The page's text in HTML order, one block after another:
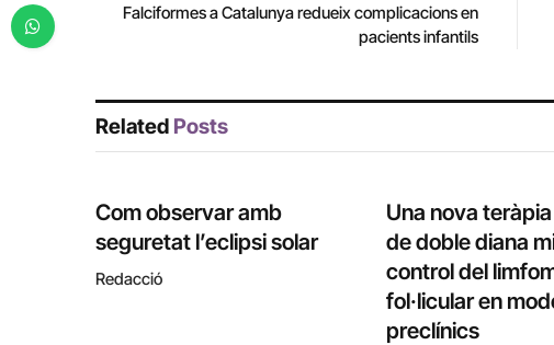
Falciformes a Catalunya redueix complicacions en
pacients infantils
Related Posts
Com observar amb
seguretat l’eclipsi solar
Redacció
Una nova
de doble diana
control del
fol·licular en
preclínics